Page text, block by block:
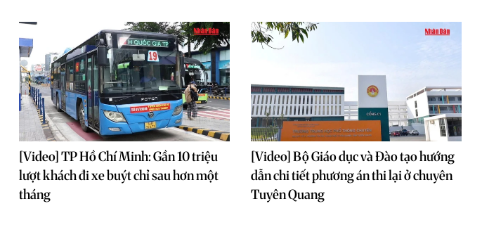
[Video] TP Hồ Chí Minh: Gần 10 triệu
lượt khách đi xe buýt chỉ sau hơn một
tháng
[Video] Bộ Giáo dục và Đào tạo hướng
dẫn chi tiết phương án thi lại ở chuyên
Tuyên Quang